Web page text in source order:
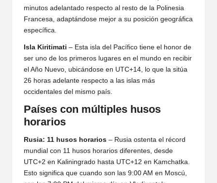
minutos adelantado respecto al resto de la Polinesia
Francesa, adaptándose mejor a su posición geográfica
específica.
Isla Kiritimati – Esta isla del Pacífico tiene el honor de
ser uno de los primeros lugares en el mundo en recibir
el Año Nuevo, ubicándose en UTC+14, lo que la sitúa
26 horas adelante respecto a las islas más
occidentales del mismo país.
Países con múltiples husos
horarios
Rusia: 11 husos horarios – Rusia ostenta el récord
mundial con 11 husos horarios diferentes, desde
UTC+2 en Kaliningrado hasta UTC+12 en Kamchatka.
Esto significa que cuando son las 9:00 AM en Moscú,